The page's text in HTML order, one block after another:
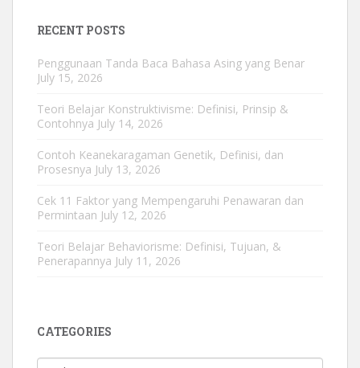
RECENT POSTS
Penggunaan Tanda Baca Bahasa Asing yang Benar
July 15, 2026
Teori Belajar Konstruktivisme: Definisi, Prinsip &
Contohnya July 14, 2026
Contoh Keanekaragaman Genetik, Definisi, dan
Prosesnya July 13, 2026
Cek 11 Faktor yang Mempengaruhi Penawaran dan
Permintaan July 12, 2026
Teori Belajar Behaviorisme: Definisi, Tujuan, &
Penerapannya July 11, 2026
CATEGORIES